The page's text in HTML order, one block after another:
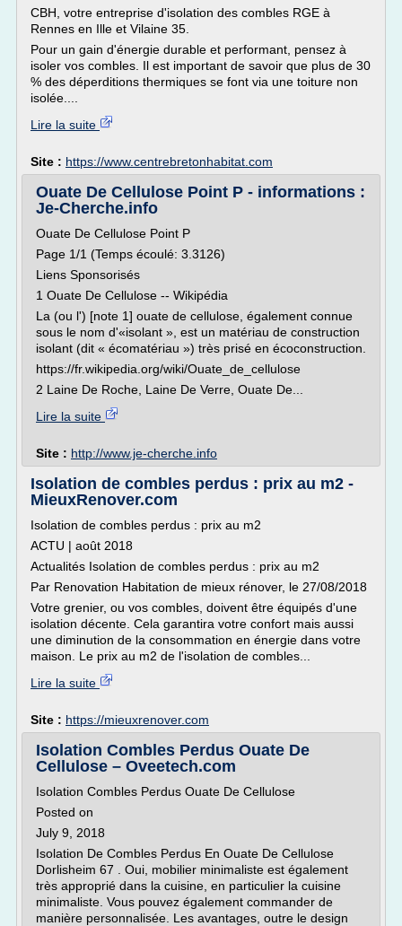
CBH, votre entreprise d'isolation des combles RGE à
Rennes en Ille et Vilaine 35.
Pour un gain d'énergie durable et performant, pensez à
isoler vos combles. Il est important de savoir que plus de 30
% des déperditions thermiques se font via une toiture non
isolée....
Lire la suite
Site : https://www.centrebretonhabitat.com
Ouate De Cellulose Point P - informations :
Je-Cherche.info
Ouate De Cellulose Point P
Page 1/1 (Temps écoulé: 3.3126)
Liens Sponsorisés
1 Ouate De Cellulose -- Wikipédia
La (ou l') [note 1] ouate de cellulose, également connue
sous le nom d'«isolant », est un matériau de construction
isolant (dit « écomatériau ») très prisé en écoconstruction.
https://fr.wikipedia.org/wiki/Ouate_de_cellulose
2 Laine De Roche, Laine De Verre, Ouate De...
Lire la suite
Site : http://www.je-cherche.info
Isolation de combles perdus : prix au m2 -
MieuxRenover.com
Isolation de combles perdus : prix au m2
ACTU | août 2018
Actualités Isolation de combles perdus : prix au m2
Par Renovation Habitation de mieux rénover, le 27/08/2018
Votre grenier, ou vos combles, doivent être équipés d'une
isolation décente. Cela garantira votre confort mais aussi
une diminution de la consommation en énergie dans votre
maison. Le prix au m2 de l'isolation de combles...
Lire la suite
Site : https://mieuxrenover.com
Isolation Combles Perdus Ouate De
Cellulose – Oveetech.com
Isolation Combles Perdus Ouate De Cellulose
Posted on
July 9, 2018
Isolation De Combles Perdus En Ouate De Cellulose
Dorlisheim 67 . Oui, mobilier minimaliste est également
très approprié dans la cuisine, en particulier la cuisine
minimaliste. Vous pouvez également commander de
manière personnalisée. Les avantages, outre le design